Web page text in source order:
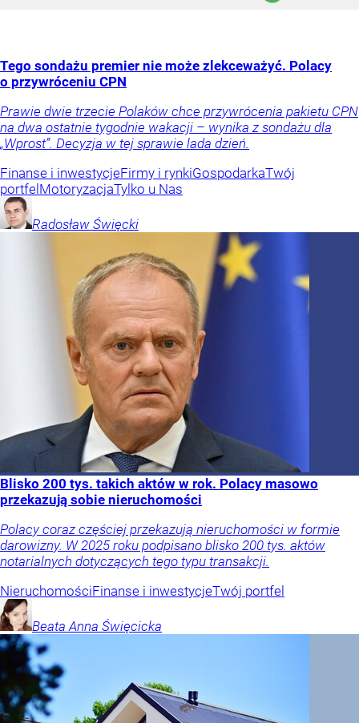
Tego sondażu premier nie może zlekceważyć. Polacy
o przywróceniu CPN
Prawie dwie trzecie Polaków chce przywrócenia pakietu CPN
na dwa ostatnie tygodnie wakacji – wynika z sondażu dla
„Wprost”. Decyzja w tej sprawie lada dzień.
Finanse i inwestycjeFirmy i rynkiGospodarkaTwój
portfelMotoryzacjaTylko u Nas
Radosław Święcki
Blisko 200 tys. takich aktów w rok. Polacy masowo
przekazują sobie nieruchomości
Polacy coraz częściej przekazują nieruchomości w formie
darowizny. W 2025 roku podpisano blisko 200 tys. aktów
notarialnych dotyczących tego typu transakcji.
NieruchomościFinanse i inwestycjeTwój portfel
Beata Anna Święcicka